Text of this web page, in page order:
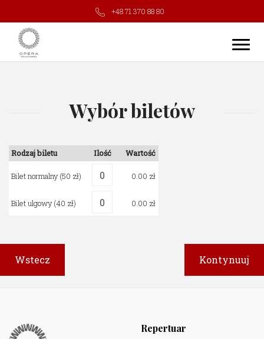
+48 71 370 88 80
Wybór biletów
Rodzaj biletu Ilość Wartość
Bilet normalny (50 zł) 0.00
Bilet ulgowy (40 zł) 0.00
Repertuar